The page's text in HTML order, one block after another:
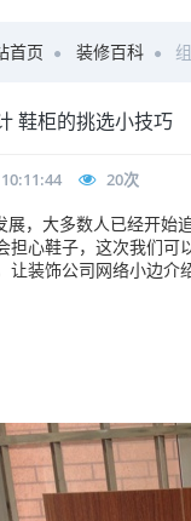
首页 装修百科
鞋柜的挑选小技巧
20次
，大多数人已经开始
担心鞋子，这次我们可
装饰公司网络小边介